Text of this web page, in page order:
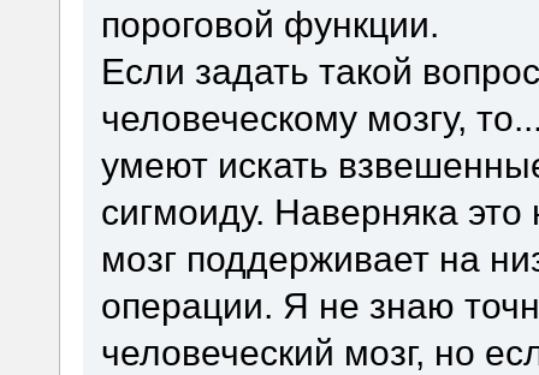
пороговой функции.
Если задать такой
человеческому мозгу,
умеют искать
сигмоиду. Наверняка
мозг поддерживает на
операции. Я не знаю
человеческий мозг, но